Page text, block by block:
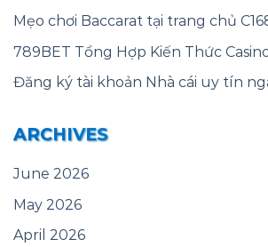
Mẹo chơi Baccarat tại trang chủ
789BET Tổng Hợp Kiến Thức
Đăng ký tài khoản Nhà cái uy tín
ARCHIVES
June 2026
May 2026
April 2026